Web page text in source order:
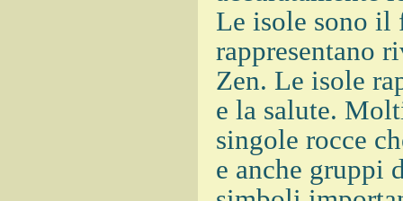
Le isole sono
rappresentano
Zen. Le isole
e la salute.
singole rocce
e anche gruppi